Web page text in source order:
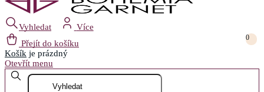
Vyhledat
Více
Přejít do košíku
0
Košík je prázdný
Otevřít menu